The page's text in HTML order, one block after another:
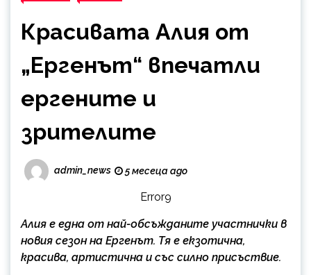
Красивата Алия от
„Ергенът“ впечатли
ергените и
зрителите
admin_news 5 месеца ago
Error9
Алия е една от най-обсъжданите участнички в
новия сезон на Ергенът. Тя е екзотична,
красива, артистична и със силно присъствие.